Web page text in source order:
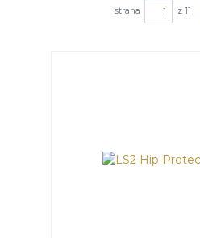
strana
z 11